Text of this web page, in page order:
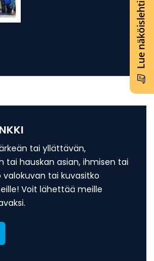
Lue näköislehti
tai yllättävän,
hauskan asian, ihmisen tai
tai kuvasitko
Voit lähettää meille